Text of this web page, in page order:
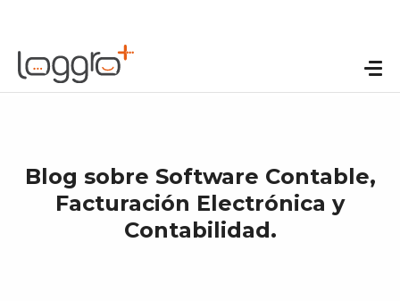
Blog sobre Software Contable,
Facturación Electrónica y
Contabilidad.